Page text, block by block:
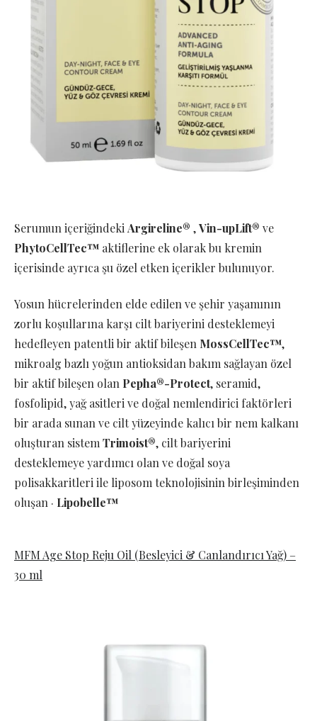
Serumun içeriğindeki Argireline® ,Vin-upLift® ve
PhytoCellTec™ aktiflerine ek olarak bu kremin
içerisinde ayrıca şu özel etken içerikler bulunuyor.
Yosun hücrelerinden elde edilen ve şehir yaşamının
zorlu koşullarına karşı cilt bariyerini desteklemeyi
hedefleyen patentli bir aktif bileşen MossCellTec™,
mikroalg bazlı yoğun antioksidan bakım sağlayan özel
bir aktif bileşen olan Pepha®-Protect, seramid,
fosfolipid, yağ asitleri ve doğal nemlendirici faktörleri
bir arada sunan ve cilt yüzeyinde kalıcı bir nem kalkanı
oluşturan sistem Trimoist®, cilt bariyerini
desteklemeye yardımcı olan ve doğal soya
polisakkaritleri ile liposom teknolojisinin birleşiminden
oluşan · Lipobelle™
MFM Age Stop Reju Oil (Besleyici & Canlandırıcı Yağ) –
30 ml